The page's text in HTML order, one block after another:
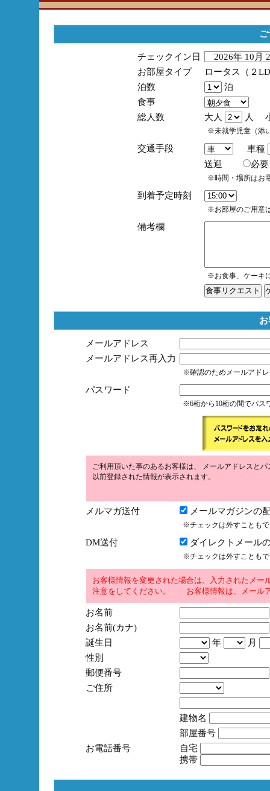
チェックイン日
2026年 10
お部屋タイプ
ロータス（２
泊数
泊
食事
総人数
大人 人
※未就学児童（添
交通手段
車種
送迎
※時間・場所はお
到着予定時刻
※お部屋のご用意
備考欄
※お食事、ケーキ
メールアドレス
メールアドレス再入力
※確認のためメールアド
パスワード
※6桁から10桁の間でパス
ご利用頂いた事のあるお客様は、 メールアドレスと
以前登録された情報が表示されます。
メルマガ送付 メールマガジンの
※チェックは外すことも
DM送付 ダイレクトメール
※チェックは外すことも
お客様情報を変更された場合は、入力されたメ
注意をしてください。 お客様情報は、メール
お名前
お名前(カナ)
誕生日
年
月
性別
郵便番号
ご住所
建物名
部屋番号
お電話番号
自宅
携帯